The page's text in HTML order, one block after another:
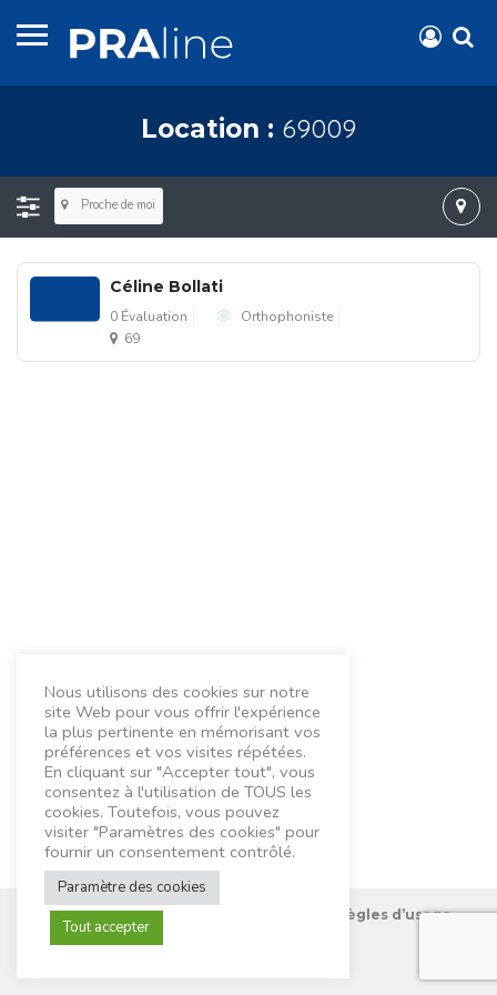
Location : 69009
Proche de moi
Céline Bollati
0 Évaluation
Orthophoniste
69
Nous connaître Règles d’usage
Nous utilisons des cookies sur notre
site Web pour vous offrir l'expérience
la plus pertinente en mémorisant vos
préférences et vos visites répétées.
En cliquant sur "Accepter tout", vous
consentez à l'utilisation de TOUS les
cookies. Toutefois, vous pouvez
visiter "Paramètres des cookies" pour
fournir un consentement contrôlé.
Paramètre des cookies
Tout accepter